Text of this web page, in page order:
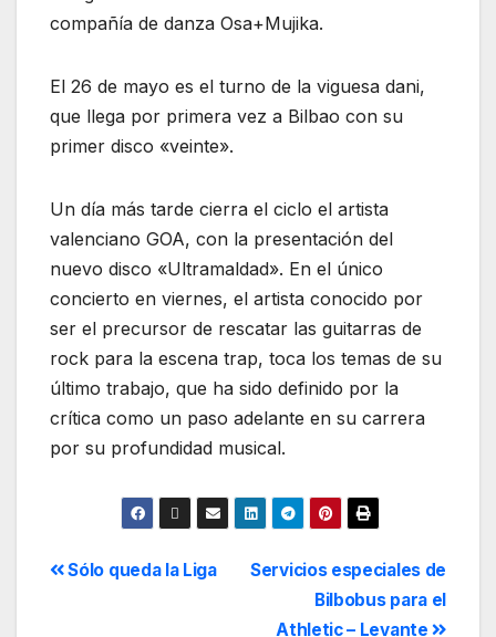
compañía de danza Osa+Mujika.
El 26 de mayo es el turno de la viguesa dani,
que llega por primera vez a Bilbao con su
primer disco «veinte».
Un día más tarde cierra el ciclo el artista
valenciano GOA, con la presentación del
nuevo disco «Ultramaldad». En el único
concierto en viernes, el artista conocido por
ser el precursor de rescatar las guitarras de
rock para la escena trap, toca los temas de su
último trabajo, que ha sido definido por la
crítica como un paso adelante en su carrera
por su profundidad musical.
Servicios especiales de
Bilbobus para el
Athletic – Levante
Sólo queda la Liga